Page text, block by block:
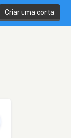
Criar uma conta